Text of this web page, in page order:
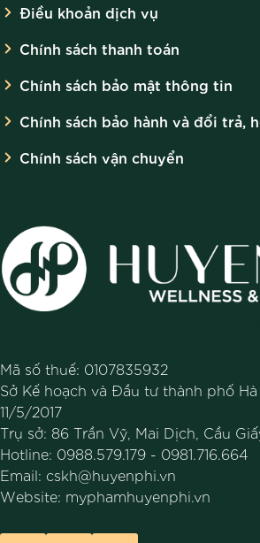
Điều khoản dịch vụ
Chính sách thanh toán
Chính sách bảo mật thông tin
Chính sách bảo hành và đổi trả,
Chính sách vận chuyển
Mã số thuế: 0107835932
Sở Kế hoạch và Đầu tư thành phố
11/5/2017
Trụ sở: 86 Trần Vỹ, Mai Dịch, Cầu
Hotline: 0988.579.179 - 0981.716.664
Email: cskh@huyenphi.vn
Website: myphamhuyenphi.vn